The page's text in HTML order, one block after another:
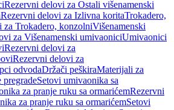
Rezervni delovi za Ostali višenamenski
Rezervni delovi za Izlivna koritaTrokadero,
za Trokadero, konzolniVišenamenski
za Višenamenski umivaoniciUmivaonici
Rezervni delovi za
Rezervni delovi za
odvodaDržači peškiraMaterijali za
pregradeSetovi umivaonika sa
za pranje ruku sa ormarićemRezervni
za pranje ruku sa ormarićemSetovi